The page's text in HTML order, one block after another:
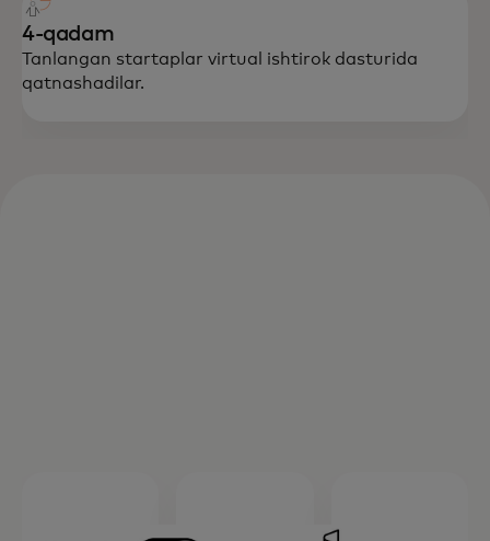
4-qadam
Tanlangan startaplar virtual ishtirok dasturida
qatnashadilar.